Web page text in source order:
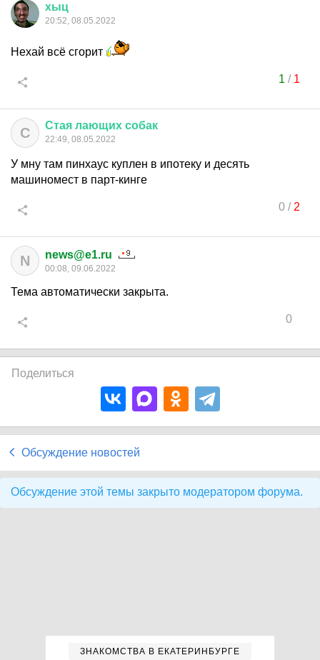
хыц
20:52, 08.05.2022
Нехай всё сгорит
1 / 1
С Стая лающих собак
22:49, 08.05.2022
У мну там пинхаус куплен в ипотеку и десять
машиномест в парт-кинге
0/ 2
N news@e1.ru
00:08, 09.06.2022
Тема автоматически закрыта.
0
Поделиться
Обсуждение новостей
Обсуждение этой темы закрыто модератором форума.
ЗНАКОМСТВА В ЕКАТЕРИНБУРГЕ